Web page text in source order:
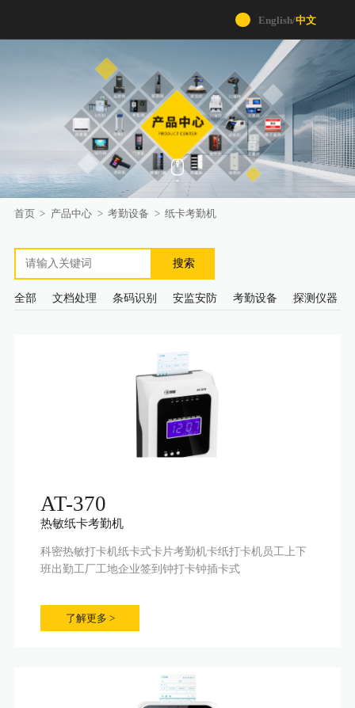
English/中文
首页 > 产品中心 > 考勤设备 > 纸卡考勤机
搜索
全部 文档处理 条码识别 安监安防 考勤设备 探测仪器
AT-370
热敏纸卡考勤机
科密热敏打卡机纸卡式卡片考勤机卡纸打卡机员工上下
班出勤工厂工地企业签到钟打卡钟插卡式
了解更多 >